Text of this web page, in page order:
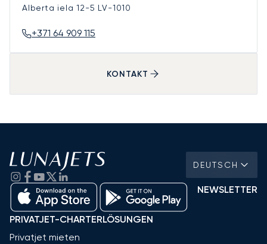
Alberta iela 12-5 LV-1010
+371 64 909 115
KONTAKT
DEUTSCH
NEWSLETTER
PRIVATJET-CHARTERLÖSUNGEN
Privatjet mieten